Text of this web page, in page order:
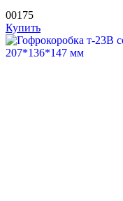
00175
Купить